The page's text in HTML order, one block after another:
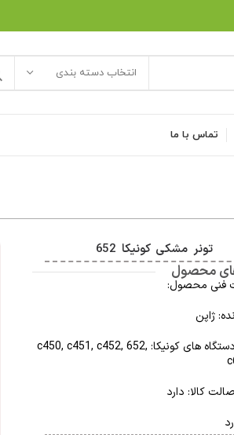
انتخاب دسته بندی
تماس با ما
تونر مشکی کونیکا 652
محصول
فنی محصول:
ژاپن
سازگار با دستگاه های کونیکا: c450, c451, c452, 652,
کالا: دارد